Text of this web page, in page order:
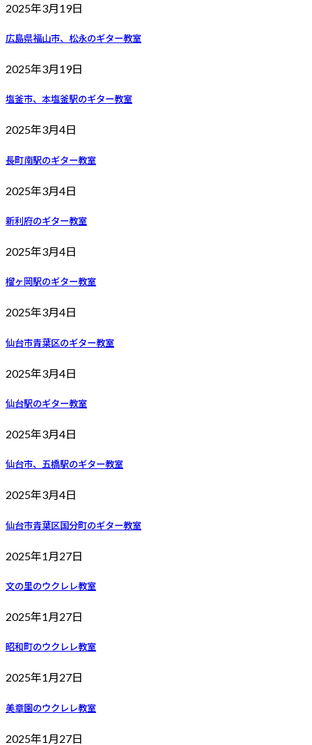
2025年3月19日
広島県福山市、松永のギター教室
2025年3月19日
塩釜市、本塩釜駅のギター教室
2025年3月4日
長町南駅のギター教室
2025年3月4日
新利府のギター教室
2025年3月4日
榴ヶ岡駅のギター教室
2025年3月4日
仙台市青葉区のギター教室
2025年3月4日
仙台駅のギター教室
2025年3月4日
仙台市、五橋駅のギター教室
2025年3月4日
仙台市青葉区国分町のギター教室
2025年1月27日
文の里のウクレレ教室
2025年1月27日
昭和町のウクレレ教室
2025年1月27日
美章園のウクレレ教室
2025年1月27日